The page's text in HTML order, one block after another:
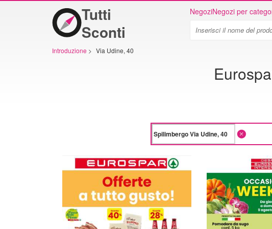
Tutti
Sconti
NegoziNegozi per
Introduzione > Via Udine, 40